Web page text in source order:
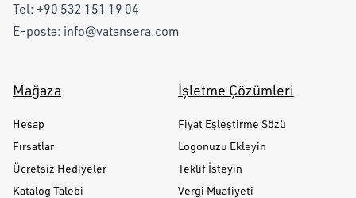
Tel: +90 532 151 19 04
E-posta: info@vatansera.com
Mağaza
Hesap
Fırsatlar
Ücretsiz Hediyeler
Katalog Talebi
İşletme Çözümleri
Fiyat Eşleştirme Sözü
Logonuzu Ekleyin
Teklif İsteyin
Vergi Muafiyeti